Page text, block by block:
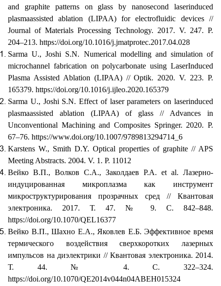
and graphite patterns on glass by nanosecond laser­induced
plasma­assisted ablation (LIPAA) for electrofluidic devices //
Journal of Materials Processing Technology. 2017. V. 247. P.
204–213. https://doi.org/10.1016/j.jmatprotec.2017.04.028
Sarma U., Joshi S.N. Numerical modelling and simulation of
microchannel fabrication on polycarbonate using Laser­Induced
Plasma Assisted Ablation (LIPAA) // Optik. 2020. V. 223. P.
165379. https://doi.org/10.1016/j.ijleo.2020.165379
Sarma U., Joshi S.N. Effect of laser parameters on laser­induced
plasma­assisted ablation (LIPAA) of glass // Advances in
Unconventional Machining and Composites Springer. 2020. P.
67–76. https://www.doi.org/10.1007/978­981­32­9471­4_6
Karstens W., Smith D.Y. Optical properties of graphite // APS
Meeting Abstracts. 2004. V. 1. P. 11012
Вейко В.П., Волков С.А., Заколдаев Р.А. et al. Лазерно­
индуцированная микроплазма как инструмент
микроструктурирования прозрачных сред // Квантовая
электроника. 2017. Т. 47. № 9. С. 842–848.
https://doi.org/10.1070/QEL16377
Вейко В.П., Шахно Е.А., Яковлев Е.Б. Эффективное время
термического воздействия сверхкоротких лазерных
импульсов на диэлектрики // Квантовая электроника. 2014.
Т. 44. № 4. С. 322–324.
https://doi.org/10.1070/QE2014v044n04ABEH015324